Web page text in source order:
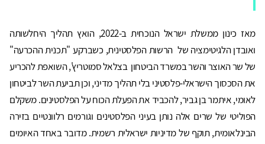
מאז כינון ממשלת ישראל הנוכחית ב-2022, הואץ תהליך היחלשותה
ואובדן הלגיטימציה של הרשות הפלסטינית, כשברקע "תכנית ההכרעה"
של שר האוצר והשר במשרד הביטחון בצלאל סמוטריץ', השואפת להכריע
את הסכסוך הישראלי-פלסטיני בלי תהליך מדיני, וכן תביעת השר לביטחון
לאומי, איתמר בן גביר, להכביד את הפעלת הכוח על הפלסטינים. משקלם
הפוליטי של שרים אלה נותן בעיני הפלסטינים וגורמים רלוונטיים בזירה
הבינלאומית, תוקף של מדיניות ישראלית רשמית. מדובר באחד האיומים